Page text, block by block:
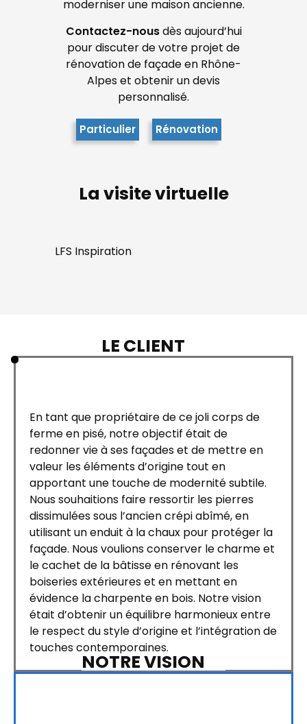
moderniser une maison ancienne.
Contactez-nousdès aujourd’hui
pour discuter de votre projet de
rénovation de façade en Rhône-
Alpes et obtenir un devis
personnalisé.
Particulier Rénovation
La visite virtuelle
LFS Inspiration
LE CLIENT
En tant que propriétaire de ce joli corps de
ferme en pisé, notre objectif était de
redonner vie à ses façades et de mettre en
valeur les éléments d’origine tout en
apportant une touche de modernité subtile.
Nous souhaitions faire ressortir les pierres
dissimulées sous l’ancien crépi abîmé, en
utilisant un enduit à la chaux pour protéger la
façade. Nous voulions conserver le charme et
le cachet de la bâtisse en rénovant les
boiseries extérieures et en mettant en
évidence la charpente en bois. Notre vision
était d’obtenir un équilibre harmonieux entre
le respect du style d’origine et l’intégration de
touches contemporaines.
NOTRE VISION